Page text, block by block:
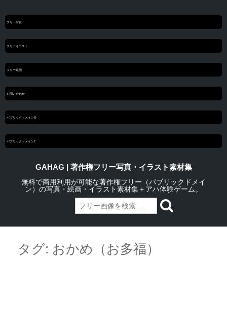
フリー写真
フリーイラスト
フリー絵画
お問い合わせ
パブリックドメインQ
パブリックドメインC
GAHAG | 著作権フリー写真・イラスト素材集
無料で商用利用が可能な著作権フリー（パブリックドメイ
ン）の写真・絵画・イラスト素材集＋アハ体験ゲーム。
contentタグ: おかめ（お多福）